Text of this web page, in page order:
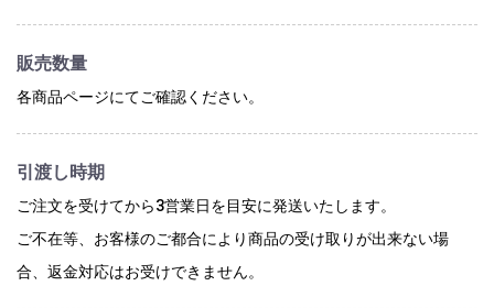
販売数量
各商品ページにてご確認ください。
引渡し時期
ご注文を受けてから3営業日を目安に発送いたします。
ご不在等、お客様のご都合により商品の受け取りが出来ない場
合、返金対応はお受けできません。